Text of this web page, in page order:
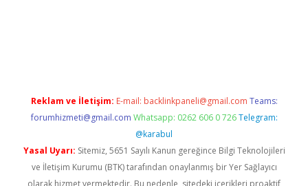
Reklam ve İletişim: E-mail: backlinkpaneli@gmail.com Teams:
forumhizmeti@gmail.com Whatsapp: 0262 606 0 726 Telegram:
@karabul
Yasal Uyarı: Sitemiz, 5651 Sayılı Kanun gereğince Bilgi Teknolojileri
ve İletişim Kurumu (BTK) tarafından onaylanmış bir Yer Sağlayıcı
olarak hizmet vermektedir. Bu nedenle, sitedeki içerikleri proaktif